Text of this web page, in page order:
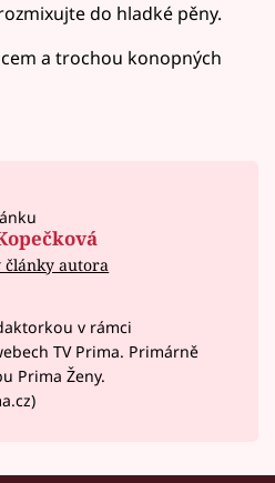
do hladké pěny.
a trochou konopných
články autora
v rámci
TV Prima. Primárně
Prima Ženy.